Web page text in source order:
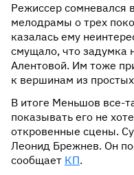
Режиссер сомневался
мелодрамы о трех
казалась ему
смущало, что задумка
Алентовой. Им тоже
к вершинам из
В итоге Меньшов все-
показывать его не
откровенные сцены.
Леонид Брежнев. Он
сообщает КП.